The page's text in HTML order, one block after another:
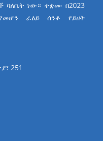
ባለቤት ነው። ተቋሙ በ2023
ራዕይ ሰንቆ የይዘት
251